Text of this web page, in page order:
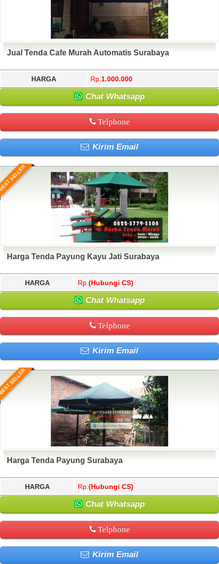
Jual Tenda Cafe Murah Automatis Surabaya
HARGA Rp. 1.000.000
Chat Whatsapp
Telphone
Kirim Email
SELLER
Harga Tenda Payung Kayu Jati Surabaya
HARGA Rp. (Hubungi CS)
Chat Whatsapp
Telphone
Kirim Email
SELLER
Harga Tenda Payung Surabaya
HARGA Rp. (Hubungi CS)
Chat Whatsapp
Telphone
Kirim Email